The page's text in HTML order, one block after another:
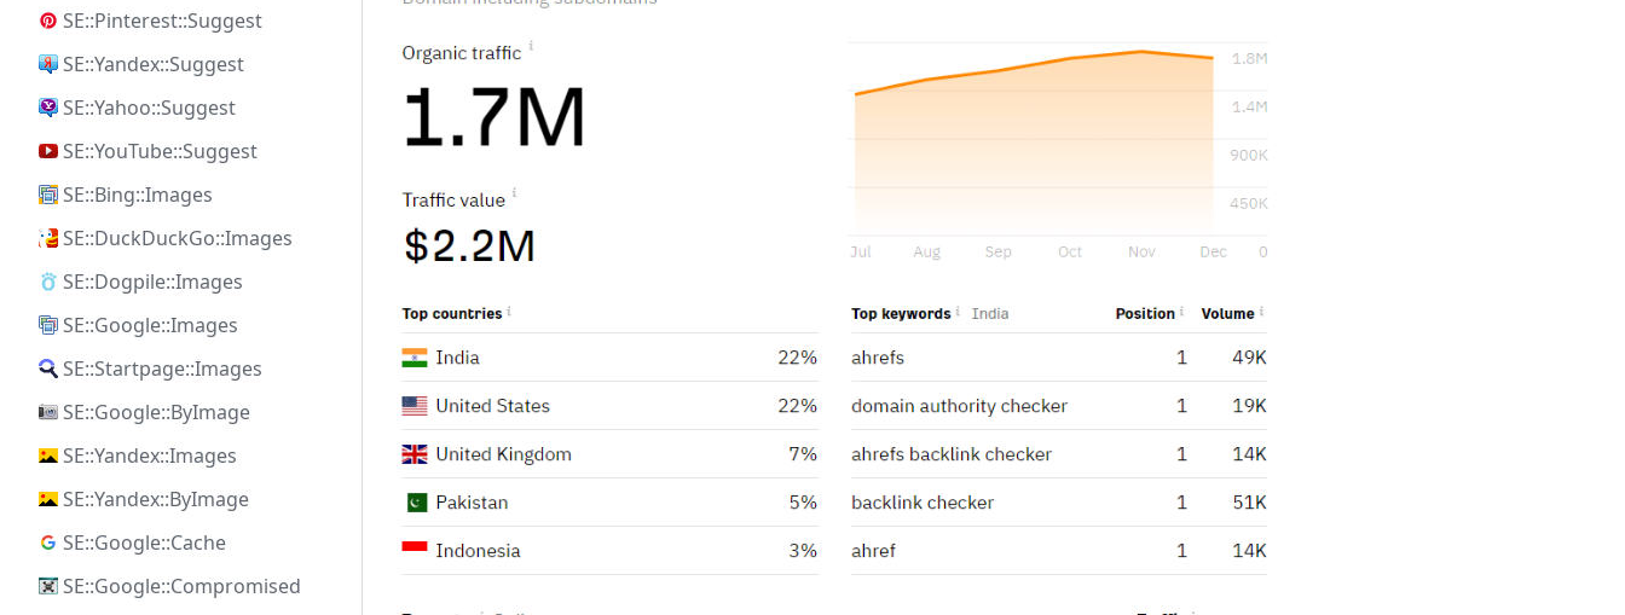
SE::Pinterest::Suggest
SE::Yandex::Suggest
SE::Yahoo::Suggest
SE::YouTube::Suggest
SE::Bing::Images
SE::DuckDuckGo::Images
SE::Dogpile::Images
SE::Google::Images
SE::Startpage::Images
SE::Google::ByImage
SE::Yandex::Images
SE::Yandex::ByImage
SE::Google::Cache
SE::Google::Compromised